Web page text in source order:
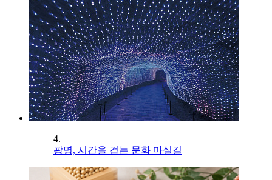
4.
광명, 시간을 걷는 문화 마실길